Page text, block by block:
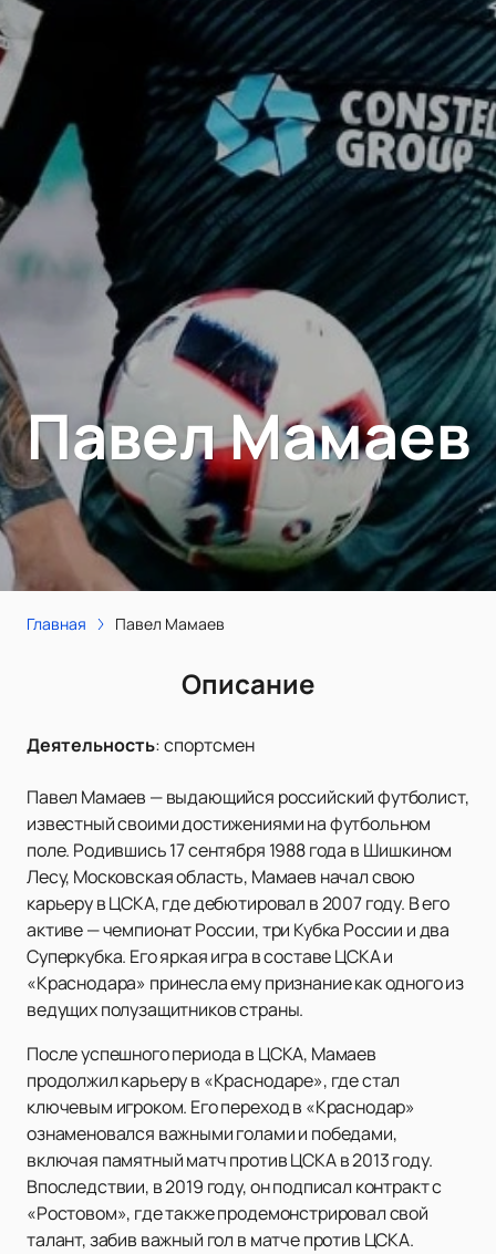
Павел Мамаев
Главная Павел Мамаев
Описание
Деятельность:спортсмен
Павел Мамаев — выдающийся российский футболист,
известный своими достижениями на футбольном
поле. Родившись 17 сентября 1988 года в Шишкином
Лесу, Московская область, Мамаев начал свою
карьеру в ЦСКА, где дебютировал в 2007 году. В его
активе — чемпионат России, три Кубка России и два
Суперкубка. Его яркая игра в составе ЦСКА и
«Краснодара» принесла ему признание как одного из
ведущих полузащитников страны.
После успешного периода в ЦСКА, Мамаев
продолжил карьеру в «Краснодаре», где стал
ключевым игроком. Его переход в «Краснодар»
ознаменовался важными голами и победами,
включая памятный матч против ЦСКА в 2013 году.
Впоследствии, в 2019 году, он подписал контракт с
«Ростовом», где также продемонстрировал свой
талант, забив важный гол в матче против ЦСКА.